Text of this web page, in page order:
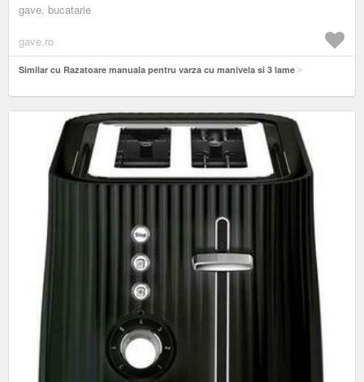
gave, bucatarie
gave.ro
Similar cu Razatoare manuala pentru varza cu manivela si 3 lame